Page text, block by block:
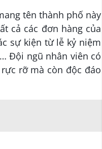
tên thành phố này
cả các đơn hàng của
sự kiện từ lễ kỷ niệm
Đội ngũ nhân viên có
rỡ mà còn độc đáo